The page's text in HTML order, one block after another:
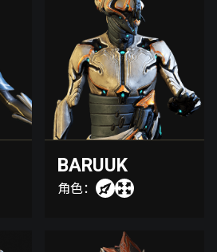
BARUUK
角色：